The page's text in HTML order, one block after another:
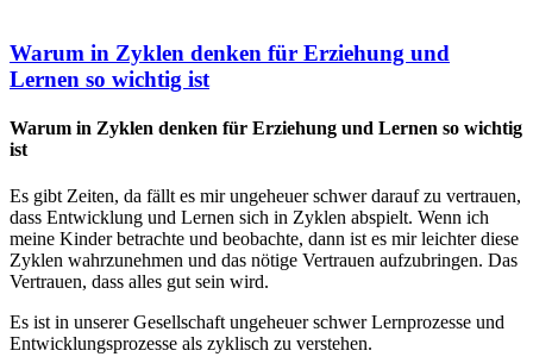
Warum in Zyklen denken für Erziehung und
Lernen so wichtig ist
Warum in Zyklen denken für Erziehung und Lernen so wichtig
ist
Es gibt Zeiten, da fällt es mir ungeheuer schwer darauf zu vertrauen,
dass Entwicklung und Lernen sich in Zyklen abspielt. Wenn ich
meine Kinder betrachte und beobachte, dann ist es mir leichter diese
Zyklen wahrzunehmen und das nötige Vertrauen aufzubringen. Das
Vertrauen, dass alles gut sein wird.
Es ist in unserer Gesellschaft ungeheuer schwer Lernprozesse und
Entwicklungsprozesse als zyklisch zu verstehen.